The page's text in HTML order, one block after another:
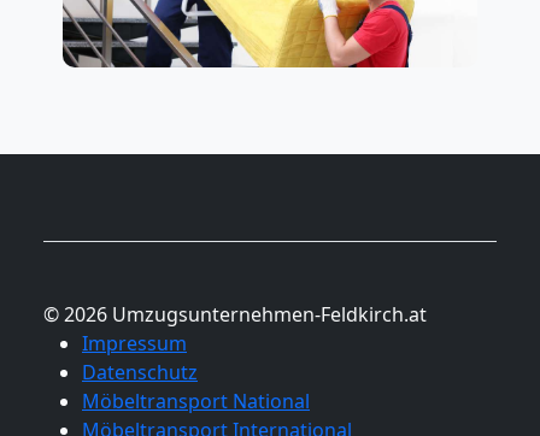
© 2026 Umzugsunternehmen-Feldkirch.at
Impressum
Datenschutz
Möbeltransport National
Möbeltransport International